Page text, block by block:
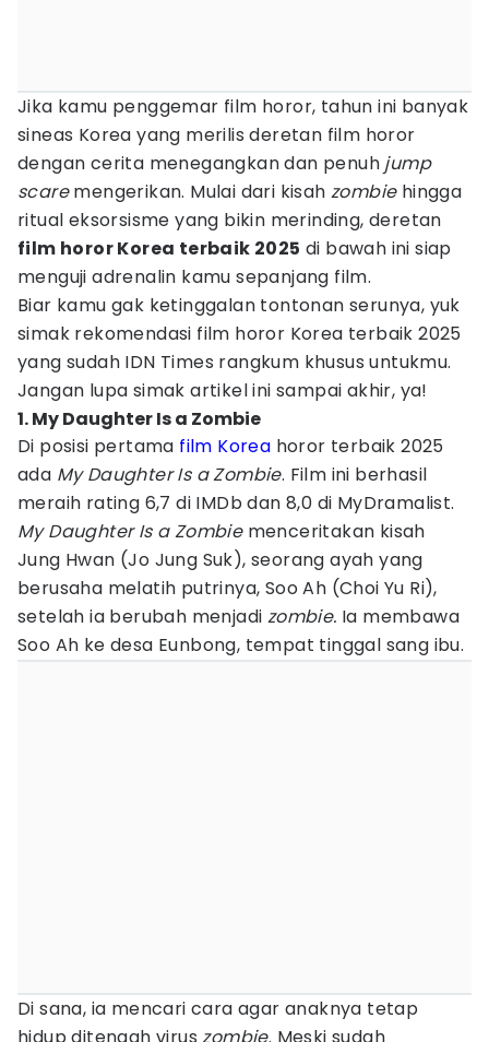
Jika kamu penggemar film horor, tahun ini banyak
sineas Korea yang merilis deretan film horor
dengan cerita menegangkan dan penuh jump
scaremengerikan. Mulai dari kisah zombie hingga
ritual eksorsisme yang bikin merinding, deretan
film horor Korea terbaik 2025 di bawah ini siap
menguji adrenalin kamu sepanjang film.
Biar kamu gak ketinggalan tontonan serunya, yuk
simak rekomendasi film horor Korea terbaik 2025
yang sudah IDN Times rangkum khusus untukmu.
Jangan lupa simak artikel ini sampai akhir, ya!
1. My Daughter Is a Zombie
Di posisi pertama film Korea horor terbaik 2025
ada My Daughter Is a Zombie. Film ini berhasil
meraih rating 6,7 di IMDb dan 8,0 di MyDramalist.
My Daughter Is a Zombiemenceritakan kisah
Jung Hwan (Jo Jung Suk), seorang ayah yang
berusaha melatih putrinya, Soo Ah (Choi Yu Ri),
setelah ia berubah menjadi zombie. Ia membawa
Soo Ah ke desa Eunbong, tempat tinggal sang ibu.
Di sana, ia mencari cara agar anaknya tetap